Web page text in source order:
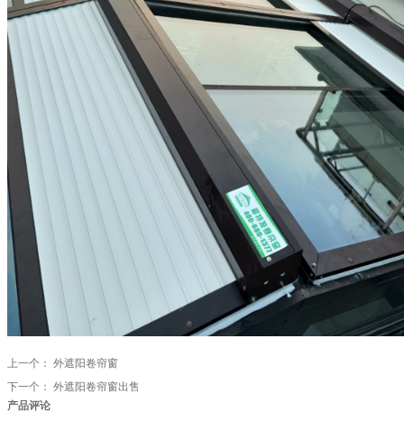
上一个： 外遮阳卷帘窗
下一个： 外遮阳卷帘窗出售
产品评论